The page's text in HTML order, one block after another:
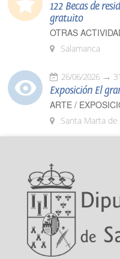
122 Becas de
gratuito
OTRAS
Salamanca
26/06/2026
Exposición El
ARTE /
Santa Marta de